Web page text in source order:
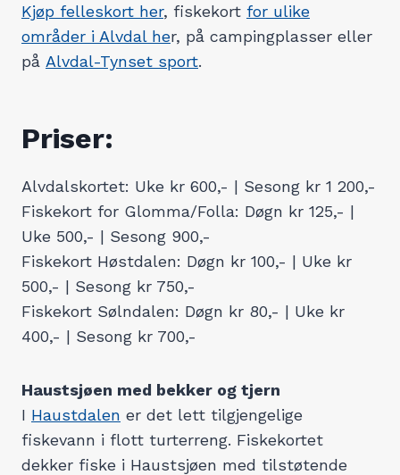
Kjøp felleskort her, fiskekort for ulike
områder i Alvdal her, på campingplasser eller
på Alvdal-Tynset sport.
Priser:
Alvdalskortet: Uke kr 600,- | Sesong kr 1 200,-
Fiskekort for Glomma/Folla: Døgn kr 125,- |
Uke 500,- | Sesong 900,-
Fiskekort Høstdalen: Døgn kr 100,- | Uke kr
500,- | Sesong kr 750,-
Fiskekort Sølndalen: Døgn kr 80,- | Uke kr
400,- | Sesong kr 700,-
Haustsjøen med bekker og tjern
I Haustdalen er det lett tilgjengelige
fiskevann i flott turterreng. Fiskekortet
dekker fiske i Haustsjøen med tilstøtende